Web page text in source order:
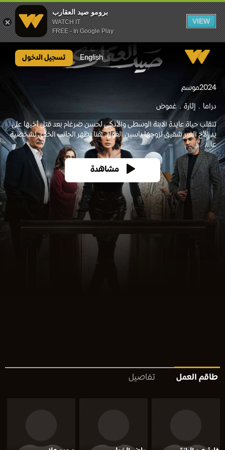
برومو صيد العقارب
WATCH IT
FREE - In Google Play
VIEW
English تسجيل الدخول
2024موسم
دراما إثارة غموض
‏تنقلب حياة عايدة الابنة الوسطى والأذكى لحسن ضرغام بعد قتل أخيها على
يد الأخ الغير شقيق لزوجها ياسين الغول. ‏هنا يظهر الجانب الخفي لشخصية
عا...
مشاهدة
طاقم العمل تفاصيل